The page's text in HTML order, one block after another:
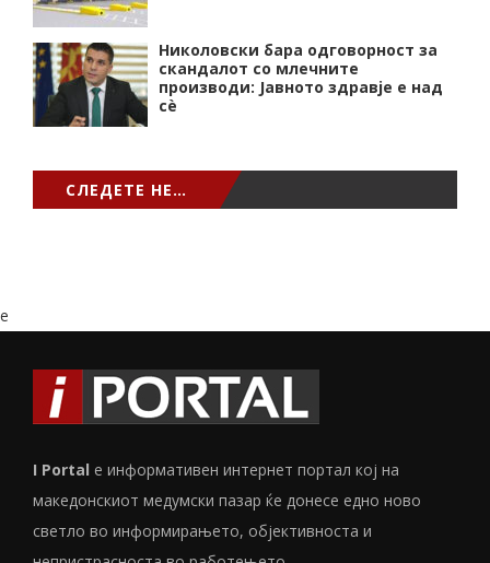
Николовски бара одговорност за
скандалот со млечните
производи: Јавното здравје е над
сѐ
СЛЕДЕТЕ НЕ…
e
I Portal е информативен интернет портал кој на
македонскиот медумски пазар ќе донесе едно ново
светло во информирањето, објективноста и